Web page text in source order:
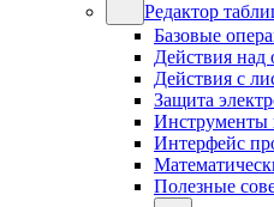
Редактор
Базовые
Действия над
Действия с
Защита
Инструменты
Интерфейс
Полезные